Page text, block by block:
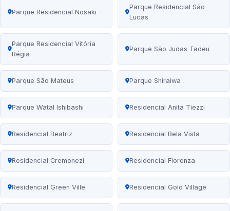
Parque Residencial Nosaki
Parque Residencial São
Lucas
Parque Residencial Vitória
Régia
Parque São Judas Tadeu
Parque São Mateus Parque Shiraiwa
Parque Watal Ishibashi Residencial Anita Tiezzi
Residencial Beatriz Residencial Bela Vista
Residencial Cremonezi Residencial Florenza
Residencial Green Ville Residencial Gold Village